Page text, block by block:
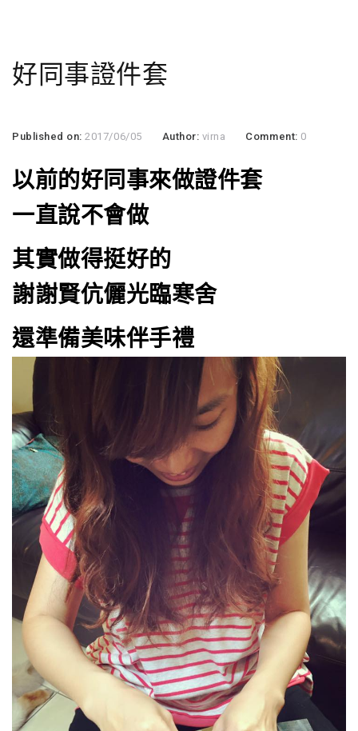
好同事證件套
Published on:2017/06/05 Author: virna Comment: 0
以前的好同事來做證件套
一直說不會做
其實做得挺好的
謝謝賢伉儷光臨寒舍
還準備美味伴手禮